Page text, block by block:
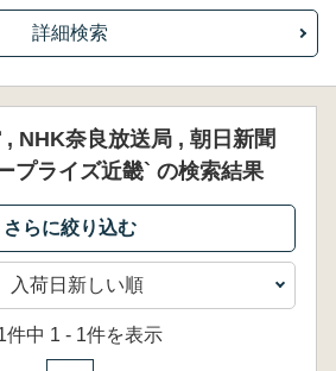
詳細検索
NHK奈良放送局 , 朝日新聞
プライズ近畿` の検索結果
件中 1 - 1件を表示